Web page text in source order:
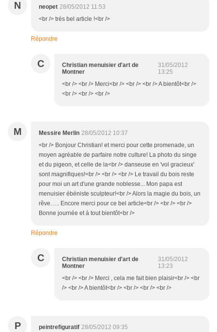
N neopet 28/05/2012 11:53
<br /> très bel article !<br />
Répondre
C
Christian menuisier d'art de
Montner
31/05/2012
13:25
<br /> <br /> Merci<br /> <br /> <br /> A bientôt<br />
<br /> <br /> <br />
M Messire Merlin 28/05/2012 10:37
<br /> Bonjour Christian! et merci pour cette promenade, un
moyen agréable de parfaire notre culture! La photo du singe
et du pigeon, et celle de la<br /> danseuse en 'vol gracieux'
sont magnifiques!<br /> <br /> <br /> Le travail du bois reste
pour moi un art d'une grande noblesse... Mon papa est
menuisier ébéniste sculpteur!<br /> Alors la magie du bois, un
rêve….. Encore merci pour ce bel article<br /> <br /> <br />
Bonne journée et à tout bientôt<br />
Répondre
C
Christian menuisier d'art de
Montner
31/05/2012
13:23
<br /> <br /> Merci , cela me fait bien plaisir<br /> <br
/> <br /> A bientôt<br /> <br /> <br /> <br />
P peintrefiguratif 28/05/2012 09:35